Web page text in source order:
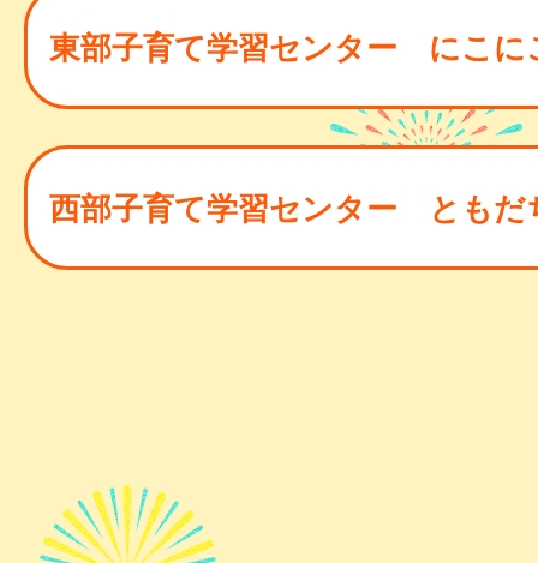
東部子育て学習センター にこに
西部子育て学習センター ともだ